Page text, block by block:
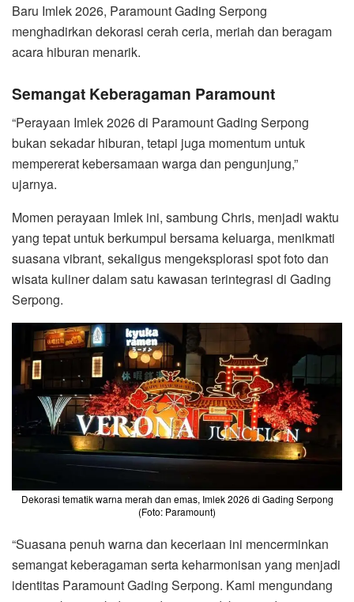
Baru Imlek 2026, Paramount Gading Serpong
menghadirkan dekorasi cerah ceria, meriah dan beragam
acara hiburan menarik.
Semangat Keberagaman Paramount
“Perayaan Imlek 2026 di Paramount Gading Serpong
bukan sekadar hiburan, tetapi juga momentum untuk
mempererat kebersamaan warga dan pengunjung,”
ujarnya.
Momen perayaan Imlek ini, sambung Chris, menjadi waktu
yang tepat untuk berkumpul bersama keluarga, menikmati
suasana vibrant, sekaligus mengeksplorasi spot foto dan
wisata kuliner dalam satu kawasan terintegrasi di Gading
Serpong.
Dekorasi tematik warna merah dan emas, Imlek 2026 di Gading Serpong
(Foto: Paramount)
“Suasana penuh warna dan keceriaan ini mencerminkan
semangat keberagaman serta keharmonisan yang menjadi
identitas Paramount Gading Serpong. Kami mengundang